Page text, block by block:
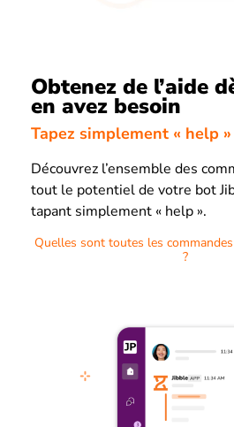
Obtenez de l’aide
en avez besoin
Tapez simplement « help »
Découvrez l’ensemble des
tout le potentiel de votre bot
tapant simplement « help ».
Quelles sont toutes les
?